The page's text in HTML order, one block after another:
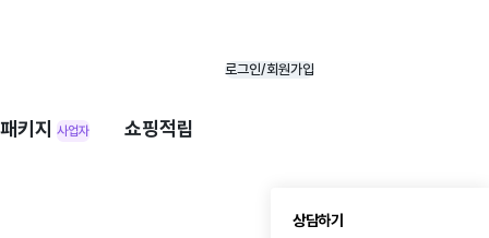
로그인/회원가입
키지 사업자 쇼핑적립
상담하기